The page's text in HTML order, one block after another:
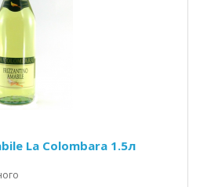
La Colombara 1.5л